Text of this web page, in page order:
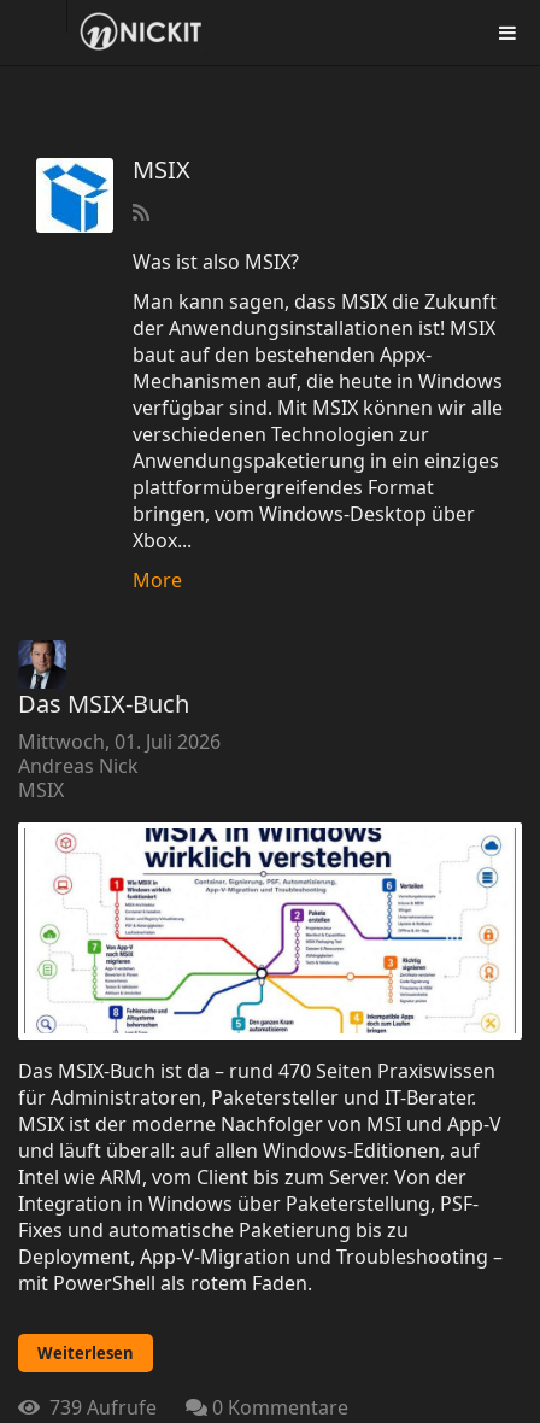
MSIX
Was ist also MSIX?
Man kann sagen, dass MSIX die Zukunft
der Anwendungsinstallationen ist! MSIX
baut auf den bestehenden Appx-
Mechanismen auf, die heute in Windows
verfügbar sind. Mit MSIX können wir alle
verschiedenen Technologien zur
Anwendungspaketierung in ein einziges
plattformübergreifendes Format
bringen, vom Windows-Desktop über
Xbox...
More
Das MSIX-Buch
Mittwoch, 01. Juli 2026
Andreas Nick
MSIX
Das MSIX-Buch ist da – rund 470 Seiten Praxiswissen
für Administratoren, Paketersteller und IT-Berater.
MSIX ist der moderne Nachfolger von MSI und App-V
und läuft überall: auf allen Windows-Editionen, auf
Intel wie ARM, vom Client bis zum Server. Von der
Integration in Windows über Paketerstellung, PSF-
Fixes und automatische Paketierung bis zu
Deployment, App-V-Migration und Troubleshooting –
mit PowerShell als rotem Faden.
Weiterlesen
739 Aufrufe
0 Kommentare